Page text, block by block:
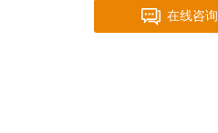
在线咨询